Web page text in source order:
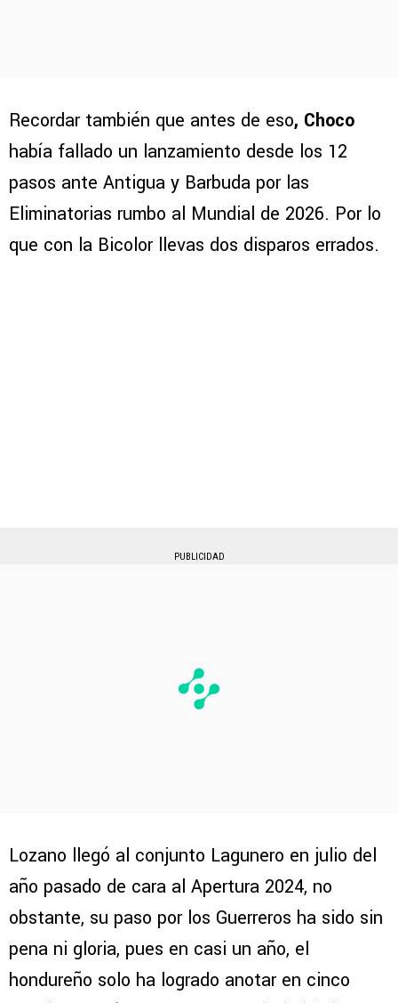
Recordar también que antes de eso, Choco
había fallado un lanzamiento desde los 12
pasos ante Antigua y Barbuda por las
Eliminatorias rumbo al Mundial de 2026. Por lo
que con la Bicolor llevas dos disparos errados.
PUBLICIDAD
Lozano llegó al conjunto Lagunero en julio del
año pasado de cara al Apertura 2024, no
obstante, su paso por los Guerreros ha sido sin
pena ni gloria, pues en casi un año, el
hondureño solo ha logrado anotar en cinco